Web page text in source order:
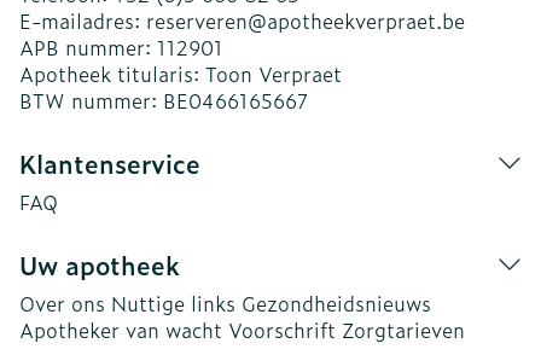
E-mailadres: reserveren@apotheekverpraet.be
APB nummer: 112901
Apotheek titularis: Toon Verpraet
BTW nummer: BE0466165667
Klantenservice
FAQ
Uw apotheek
Over ons Nuttige links Gezondheidsnieuws
Apotheker van wacht Voorschrift Zorgtarieven